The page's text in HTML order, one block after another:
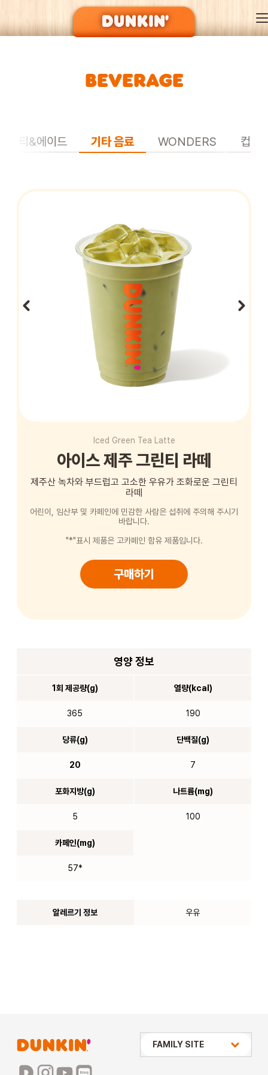
DUNKIN’ OF SEASON
창업문의
BEVERAGE
티&에이드 기타 음료 WONDERS 컵빙
Iced Green Tea Latte
아이스 제주 그린티 라떼
제주산 녹차와 부드럽고 고소한 우유가 조화로운 그린티
라떼
어린이, 임산부 및 카페인에 민감한 사람은 섭취에 주의해 주시기
바랍니다.
"*"표시 제품은 고카페인 함유 제품입니다.
구매하기
영양 정보
1회 제공량(g)
365
열량(kcal)
190
당류(g)
20
단백질(g)
7
포화지방(g)
5
나트륨(mg)
100
카페인(mg)
57*
알레르기 정보 우유
상미당 HOLDINGS
FAMILY SITE